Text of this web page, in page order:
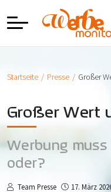
Startseite Presse Großer
Großer Wert
Werbung
oder?
Team Presse 17. März